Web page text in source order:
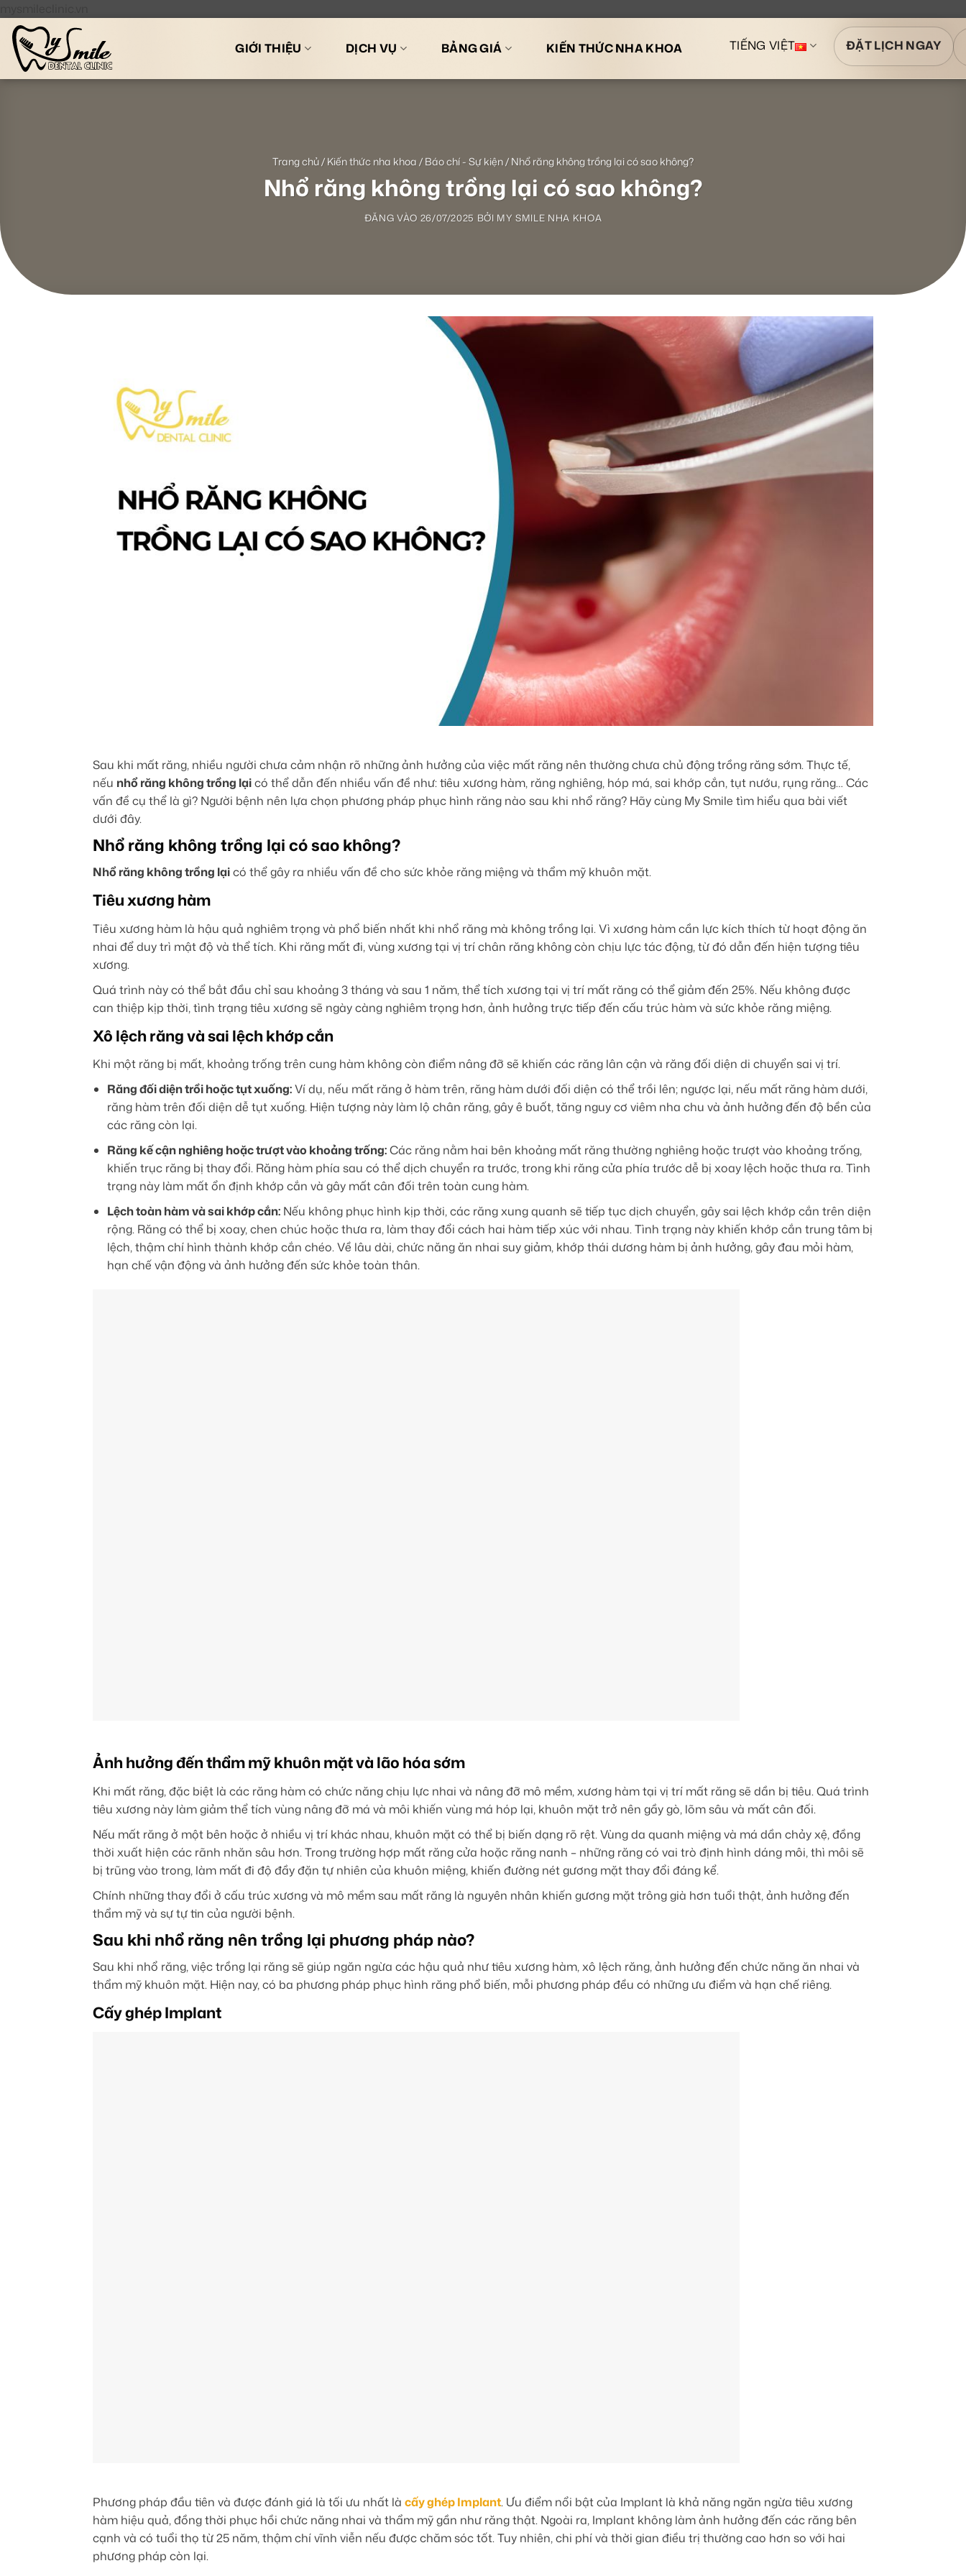
nội
dung
GIỚI THIỆU DỊCH VỤ BẢNG GIÁ KIẾN THỨC NHA KHOA TIẾNG VIỆT ĐẶT LỊCH NGAY
Trang chủ / Kiến thức nha khoa / Báo chí - Sự kiện / Nhổ răng không trồng lại có sao không?
Nhổ răng không trồng lại có sao không?
ĐĂNG VÀO 26/07/2025 BỞI MY SMILE NHA KHOA
Sau khi mất răng, nhiều người chưa cảm nhận rõ những ảnh hưởng của việc mất răng nên thường chưa chủ động trồng răng sớm. Thực tế,
nếu nhổ răng không trồng lạicó thể dẫn đến nhiều vấn đề như: tiêu xương hàm, răng nghiêng, hóp má, sai khớp cắn, tụt nướu, rụng răng… Các
vấn đề cụ thể là gì?Người bệnh nên lựa chọn phương pháp phục hình răng nào sau khi nhổ răng? Hãy cùng My Smile tìm hiểu qua bài viết
dưới đây.
Nhổ răng không trồng lại có sao không?
Nhổ răng không trồng lạicó thể gây ra nhiều vấn đề cho sức khỏe răng miệng và thẩm mỹ khuôn mặt.
Tiêu xương hàm
Tiêu xương hàm là hậu quả nghiêm trọng và phổ biến nhất khi nhổ răng mà không trồng lại. Vì xương hàm cần lực kích thích từ hoạt động ăn
nhai để duy trì mật độ và thể tích. Khi răng mất đi, vùng xương tại vị trí chân răng không còn chịu lực tác động, từ đó dẫn đến hiện tượng tiêu
xương.
Quá trình này có thể bắt đầu chỉ sau khoảng 3 tháng và sau 1 năm, thể tích xương tại vị trí mất răng có thể giảm đến 25%. Nếu không được
can thiệp kịp thời, tình trạng tiêu xương sẽ ngày càng nghiêm trọng hơn, ảnh hưởng trực tiếp đến cấu trúc hàm và sức khỏe răng miệng.
Xô lệch răng và sai lệch khớp cắn
Khi một răng bị mất, khoảng trống trên cung hàm không còn điểm nâng đỡ sẽ khiến các răng lân cận và răng đối diện di chuyển sai vị trí.
Răng đối diện trồi hoặc tụt xuống:Ví dụ, nếu mất răng ở hàm trên, răng hàm dưới đối diện có thể trồi lên; ngược lại, nếu mất răng hàm dưới,
răng hàm trên đối diện dễ tụt xuống. Hiện tượng này làm lộ chân răng, gây ê buốt, tăng nguy cơ viêm nha chu và ảnh hưởng đến độ bền của
các răng còn lại.
Răng kế cận nghiêng hoặc trượt vào khoảng trống:Các răng nằm hai bên khoảng mất răng thường nghiêng hoặc trượt vào khoảng trống,
khiến trục răng bị thay đổi. Răng hàm phía sau có thể dịch chuyển ra trước, trong khi răng cửa phía trước dễ bị xoay lệch hoặc thưa ra. Tình
trạng này làm mất ổn định khớp cắn và gây mất cân đối trên toàn cung hàm.
Lệch toàn hàm và sai khớp cắn: Nếu không phục hình kịp thời, các răng xung quanh sẽ tiếp tục dịch chuyển, gây sai lệch khớp cắn trên diện
rộng. Răng có thể bị xoay, chen chúc hoặc thưa ra, làm thay đổi cách hai hàm tiếp xúc với nhau. Tình trạng này khiến khớp cắn trung tâm bị
lệch, thậm chí hình thành khớp cắn chéo. Về lâu dài, chức năng ăn nhai suy giảm, khớp thái dương hàm bị ảnh hưởng, gây đau mỏi hàm,
hạn chế vận động và ảnh hưởng đến sức khỏe toàn thân.
Ảnh hưởng đến thẩm mỹ khuôn mặt và lão hóa sớm
Khi mất răng, đặc biệt là các răng hàm có chức năng chịu lực nhai và nâng đỡ mô mềm, xương hàm tại vị trí mất răng sẽ dần bị tiêu. Quá trình
tiêu xương này làm giảm thể tích vùng nâng đỡ má và môi khiến vùng má hóp lại, khuôn mặt trở nên gầy gò, lõm sâu và mất cân đối.
Nếu mất răng ở một bên hoặc ở nhiều vị trí khác nhau, khuôn mặt có thể bị biến dạng rõ rệt. Vùng da quanh miệng và má dần chảy xệ, đồng
thời xuất hiện các rãnh nhăn sâu hơn. Trong trường hợp mất răng cửa hoặc răng nanh – những răng có vai trò định hình dáng môi, thì môi sẽ
bị trũng vào trong, làm mất đi độ đầy đặn tự nhiên của khuôn miệng, khiến đường nét gương mặt thay đổi đáng kể.
Chính những thay đổi ở cấu trúc xương và mô mềm sau mất răng là nguyên nhân khiến gương mặt trông già hơn tuổi thật, ảnh hưởng đến
thẩm mỹ và sự tự tin của người bệnh.
Sau khi nhổ răng nên trồng lại phương pháp nào?
Sau khi nhổ răng, việc trồng lại răng sẽ giúp ngăn ngừa các hậu quả như tiêu xương hàm, xô lệch răng, ảnh hưởng đến chức năng ăn nhai và
thẩm mỹ khuôn mặt. Hiện nay, có ba phương pháp phục hình răng phổ biến, mỗi phương pháp đều có những ưu điểm và hạn chế riêng.
Cấy ghép Implant
Phương pháp đầu tiên và được đánh giá là tối ưu nhất là cấy ghép Implant. Ưu điểm nổi bật của Implant là khả năng ngăn ngừa tiêu xương
hàm hiệu quả, đồng thời phục hồi chức năng nhai và thẩm mỹ gần như răng thật. Ngoài ra, Implant không làm ảnh hưởng đến các răng bên
cạnh và có tuổi thọ từ 25 năm, thậm chí vĩnh viễn nếu được chăm sóc tốt. Tuy nhiên, chi phí và thời gian điều trị thường cao hơn so với hai
phương pháp còn lại.